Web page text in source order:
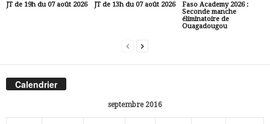
JT de 19h du 07 août 2026 JT de 13h du 07 août 2026
Faso Academy 2026 :
Seconde manche
éliminatoire de
Ouagadougou
Calendrier
septembre 2016